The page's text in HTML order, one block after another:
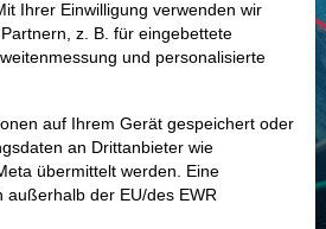
112,70 Mrd. USD
113,46 Mrd. USD
Ihrer Einwilligung verwenden wir
z. B. für eingebettete
und personalisierte
auf Ihrem Gerät gespeichert oder
an Drittanbieter wie
übermittelt werden. Eine
außerhalb der EU/des EWR